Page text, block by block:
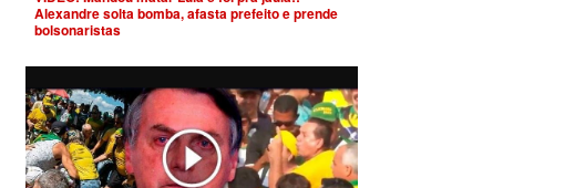
Alexandre solta bomba, afasta prefeito e prende
bolsonaristas